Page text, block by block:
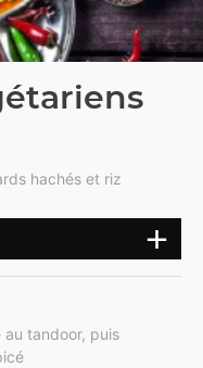
hachés et riz
tandoor, puis